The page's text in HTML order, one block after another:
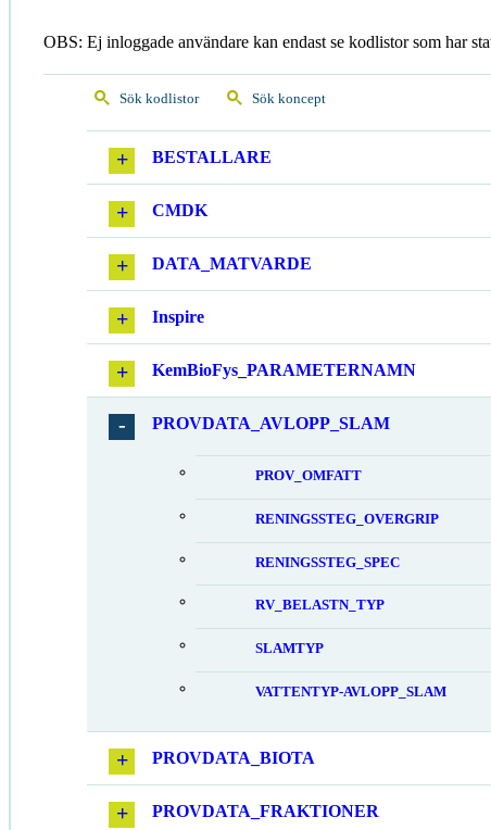
OBS: Ej inloggade användare kan endast se kodlistor som har
Sök kodlistor Sök koncept
BESTALLARE
CMDK
DATA_MATVARDE
Inspire
KemBioFys_PARAMETERNAMN
PROVDATA_AVLOPP_SLAM
PROV_OMFATT
RENINGSSTEG_OVERGRIP
RENINGSSTEG_SPEC
RV_BELASTN_TYP
SLAMTYP
VATTENTYP-AVLOPP_SLAM
PROVDATA_BIOTA
PROVDATA_FRAKTIONER